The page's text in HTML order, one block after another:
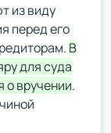
из виду
перед его
В
для суда
о вручении.